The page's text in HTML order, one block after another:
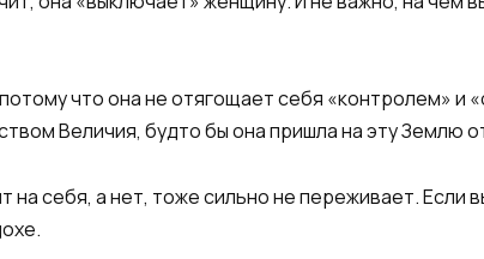
что она не отягощает себя «контролем» и
Величия, будто бы она пришла на эту Землю
себя, а нет, тоже сильно не переживает. Если